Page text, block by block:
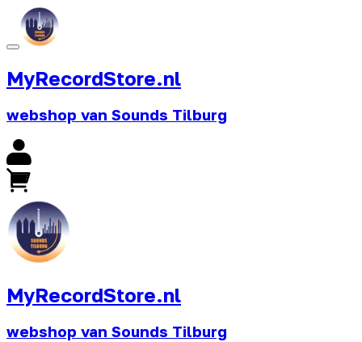
MyRecordStore.nl
webshop van Sounds Tilburg
MyRecordStore.nl
webshop van Sounds Tilburg